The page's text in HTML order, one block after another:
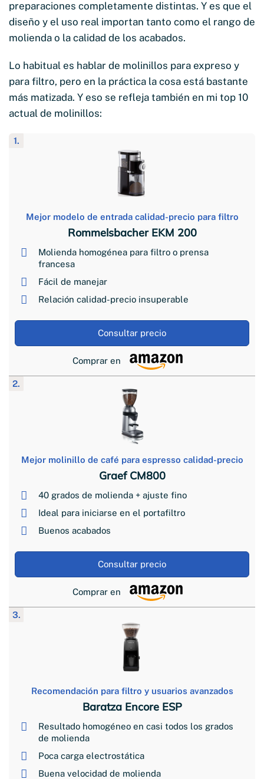
preparaciones completamente distintas. Y es que el
diseño y el uso real importan tanto como el rango de
molienda o la calidad de los acabados.
Lo habitual es hablar de molinillos para expreso y
para filtro, pero en la práctica la cosa está bastante
más matizada. Y eso se refleja también en mi top 10
actual de molinillos:
1.
Mejor modelo de entrada calidad-precio para filtro
Rommelsbacher EKM 200
Molienda homogénea para filtro o prensa
francesa
Fácil de manejar
Relación calidad-precio insuperable
Consultar precio
Comprar en
2.
Mejor molinillo de café para espresso calidad-precio
Graef CM800
40 grados de molienda + ajuste fino
Ideal para iniciarse en el portafiltro
Buenos acabados
Consultar precio
Comprar en
3.
Recomendación para filtro y usuarios avanzados
Baratza Encore ESP
Resultado homogéneo en casi todos los grados
de molienda
Poca carga electrostática
Buena velocidad de molienda